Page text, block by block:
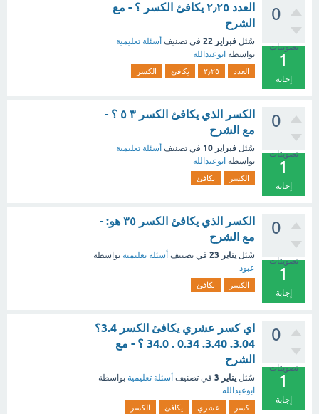
0
تصويتات
1
إجابة
العدد ٢٫٢٥ يكافئ الكسر ؟ - مع
الشرح
سُئل فبراير 22 في تصنيف أسئلة تعليمية
بواسطة ابوعبدالله
العدد ٢٫٢٥ يكافئ الكسر
0
تصويتات
1
إجابة
الكسر الذي يكافئ الكسر ٣ ٥ ؟ -
مع الشرح
سُئل فبراير 10 في تصنيف أسئلة تعليمية
بواسطة ابوعبدالله
الكسر يكافئ
0
تصويتات
1
إجابة
الكسر الذي يكافئ الكسر ٣٥ هو: -
مع الشرح
سُئل يناير 23 في تصنيف أسئلة تعليمية بواسطة
عبود
الكسر يكافئ
0
تصويتات
1
إجابة
اي كسر عشري يكافئ الكسر 3.4؟
3.04. 3.40. 0.34 . 34.0 ؟ - مع
الشرح
سُئل يناير 3 في تصنيف أسئلة تعليمية بواسطة
ابوعبدالله
كسر عشري يكافئ الكسر